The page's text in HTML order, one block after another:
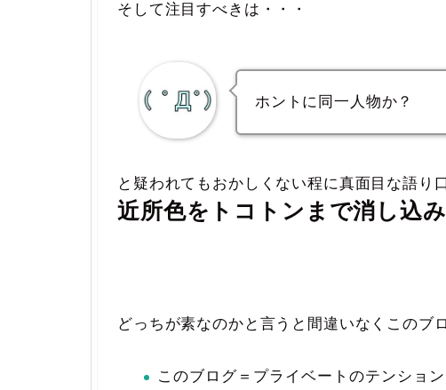
そして注目すべきは・・・
ホントに同一人物か？
と疑われてもおかしくない程に真面目な語り口
近所色をトコトンまで消し込
どっちが素なのかと言うと間違いなくこのブ
このブログ＝プライベートのテンション